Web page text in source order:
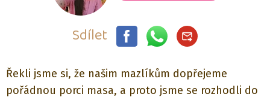
Sdílet
Řekli jsme si, že našim mazlíkům dopřejeme
pořádnou porci masa, a proto jsme se rozhodli do